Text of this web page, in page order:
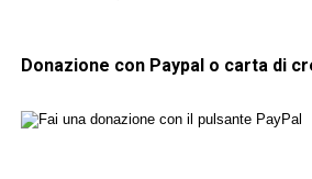
Donazione con Paypal o carta di